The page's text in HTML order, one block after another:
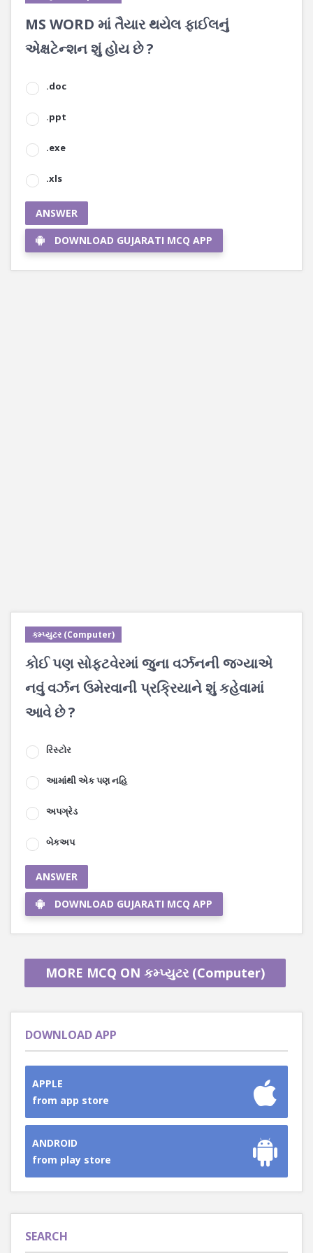
MS WORD માં તૈયાર થયેલ ફાઈલનું
એક્ષટેન્શન શું હોય છે ?
.doc
.ppt
.exe
.xls
ANSWER
DOWNLOAD GUJARATI MCQ APP
કમ્પ્યુટર (Computer)
કોઈ પણ સોફ્ટવેરમાં જુના વર્ઝનની જગ્યાએ
નવું વર્ઝન ઉમેરવાની પ્રક્રિયાને શું કહેવામાં
આવે છે ?
રિસ્ટોર
આમાંથી એક પણ નહિ
અપગ્રેડ
બેકઅપ
ANSWER
DOWNLOAD GUJARATI MCQ APP
MORE MCQ ON કમ્પ્યુટર (Computer)
DOWNLOAD APP
APPLE
from app store
ANDROID
from play store
SEARCH